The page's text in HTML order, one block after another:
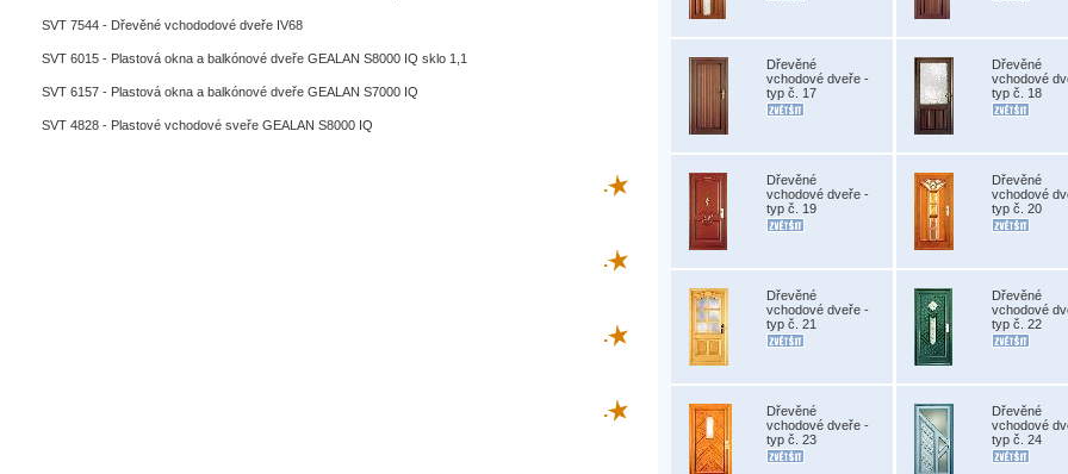
SVT 7544 - Dřevěné vchododové dveře IV68
SVT 6015 - Plastová okna a balkónové dveře GEALAN S8000 IQ sklo 1,1
SVT 6157 - Plastová okna a balkónové dveře GEALAN S7000 IQ
SVT 4828 - Plastové vchodové sveře GEALAN S8000 IQ
.
.
.
.
Dřevěné
vchodové dveře -
typ č. 17
Dřevěné
vchodové
typ č. 18
Dřevěné
vchodové dveře -
typ č. 19
Dřevěné
vchodové
typ č. 20
Dřevěné
vchodové dveře -
typ č. 21
Dřevěné
vchodové
typ č. 22
Dřevěné
vchodové dveře -
typ č. 23
Dřevěné
vchodové
typ č. 24